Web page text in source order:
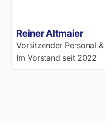
Reiner Altmaier
Vorsitzender Personal
Im Vorstand seit 2022